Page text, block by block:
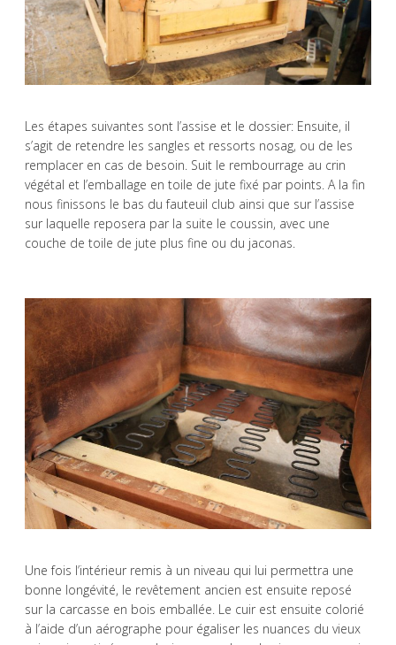
Les étapes suivantes sont l’assise et le dossier: Ensuite, il
s’agit de retendre les sangles et ressorts nosag, ou de les
remplacer en cas de besoin. Suit le rembourrage au crin
végétal et l’emballage en toile de jute fixé par points. A la fin
nous finissons le bas du fauteuil club ainsi que sur l’assise
sur laquelle reposera par la suite le coussin, avec une
couche de toile de jute plus fine ou du jaconas.
Une fois l’intérieur remis à un niveau qui lui permettra une
bonne longévité, le revêtement ancien est ensuite reposé
sur la carcasse en bois emballée. Le cuir est ensuite colorié
à l’aide d’un aérographe pour égaliser les nuances du vieux